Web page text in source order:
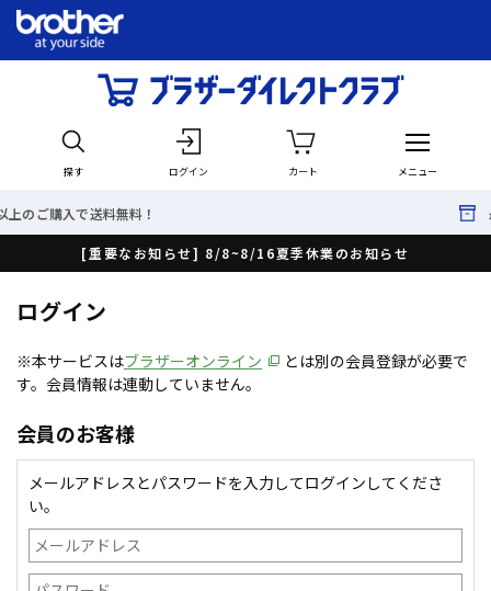
探す ログイン カート メニュー
料無料！ 最短で翌日出
[重要なお知らせ] 8/8~8/16夏季休業のお知らせ
ログイン
※本サービスはブラザーオンライン
とは別の会員登録が必要で
す。会員情報は連動していません。
会員のお客様
メールアドレスとパスワードを入力してログインしてくださ
い。